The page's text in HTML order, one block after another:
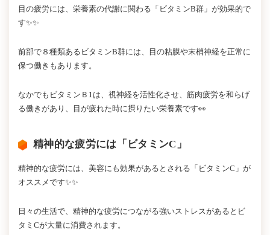
目の疲労には、栄養素の代謝に関わる「ビタミンB群」が効果的で
す✨✨
前部で８種類あるビタミンB群には、目の粘膜や末梢神経を正常に
保つ働きもあります。
なかでもビタミンＢ1は、視神経を活性化させ、筋肉疲労を和らげ
る働きがあり、目が疲れた時に摂りたい栄養素です👀
精神的な疲労には「ビタミンC」
精神的な疲労には、美容にも効果があるとされる「ビタミンC」が
オススメです✨✨
日々の生活で、精神的な疲労につながる強いストレスがあるとビ
タミCが大量に消費されます。